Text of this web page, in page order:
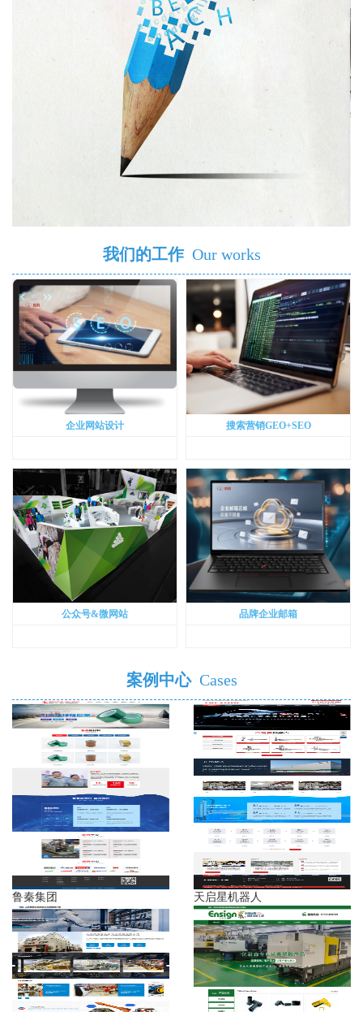
我们的工作 Our works
企业网站设计 搜索营销GEO+SEO
公众号&微网站 品牌企业邮箱
案例中心 Cases
鲁秦集团 天启星机器人